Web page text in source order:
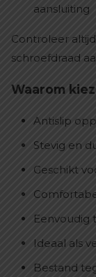
aansluiting
Controleer
schroefdraad
Waarom
Antislip
Stevig en
Geschikt
Eenvoudig
Ideaal als
Bestand